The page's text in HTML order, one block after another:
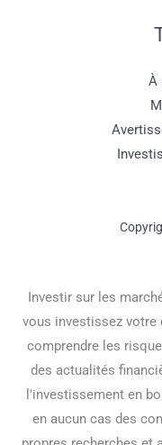
À
Investir sur les
vous investissez votre
comprendre les
des actualités
l'investissement en
en aucun cas des